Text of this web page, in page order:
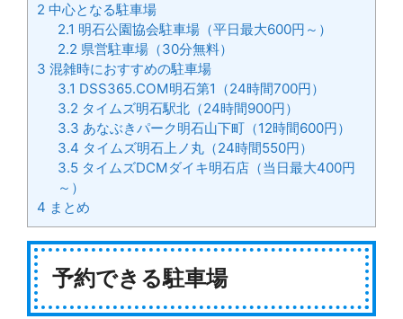
2 中心となる駐車場
2.1 明石公園協会駐車場（平日最大600円～）
2.2 県営駐車場（30分無料）
3 混雑時におすすめの駐車場
3.1 DSS365.COM明石第1（24時間700円）
3.2 タイムズ明石駅北（24時間900円）
3.3 あなぶきパーク明石山下町（12時間600円）
3.4 タイムズ明石上ノ丸（24時間550円）
3.5タイムズDCMダイキ明石店（当日最大400円
～）
4 まとめ
予約できる駐車場